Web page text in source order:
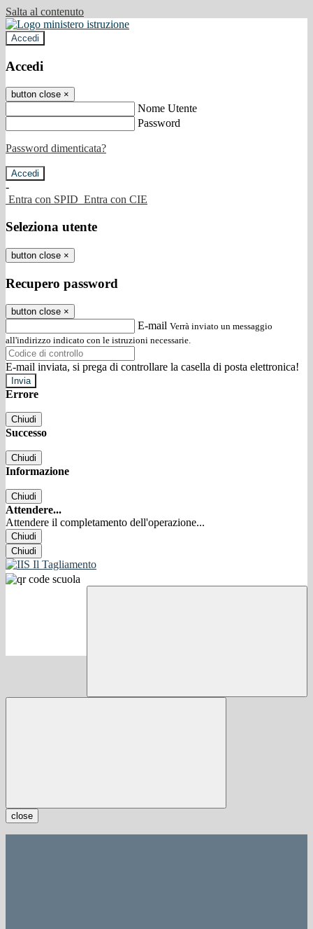
Salta al contenuto
Accedi
Accedi
button close ×
Nome Utente
Password
Password dimenticata?
-
Entra con SPID Entra con CIE
Seleziona utente
button close ×
Recupero password
button close ×
E-mail Verrà inviato un messaggio
all'indirizzo indicato con le istruzioni necessarie.
E-mail inviata, si prega di controllare la casella di posta elettronica!
Errore
Chiudi
Successo
Chiudi
Informazione
Chiudi
Attendere...
Attendere il completamento dell'operazione...
Chiudi
Chiudi
close